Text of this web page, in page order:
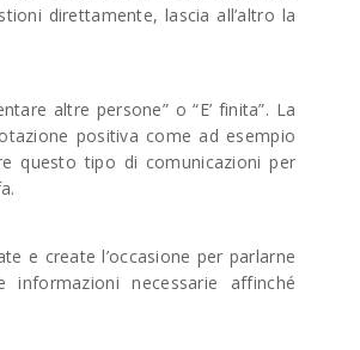
direttamente, lascia all’altro la
altre persone” o “E’ finita”. La
positiva come ad esempio
questo tipo di comunicazioni per
e create l’occasione per parlarne
necessarie affinché